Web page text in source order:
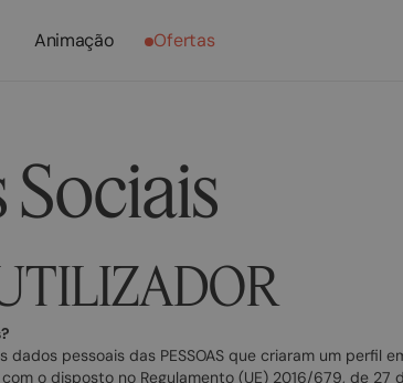
Animação Ofertas
dados pessoais das PESSOAS que criaram um perfil
o disposto no Regulamento (UE) 2016/679, de 27